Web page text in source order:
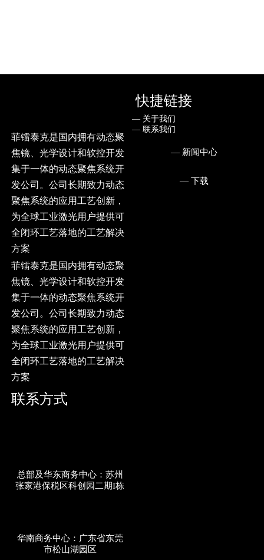
菲镭泰克是国内拥有动态聚
焦镜、光学设计和软控开发
集于一体的动态聚焦系统开
发公司。公司长期致力动态
聚焦系统的应用工艺创新，
为全球工业激光用户提供可
全闭环工艺落地的工艺解决
方案
菲镭泰克是国内拥有动态聚
焦镜、光学设计和软控开发
集于一体的动态聚焦系统开
发公司。公司长期致力动态
聚焦系统的应用工艺创新，
为全球工业激光用户提供可
全闭环工艺落地的工艺解决
方案
快捷链接
— ㅤ关于我们
— ㅤ联系我们
— ㅤ新闻中心
— ㅤ下载
联系方式
总部及华东商务中心：苏州
张家港保税区科创园二期I栋
华南商务中心：广东省东莞
市松山湖园区